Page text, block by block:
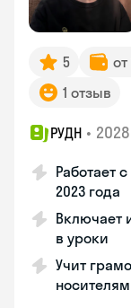
5
1 отзыв
РУДН •
Работает
2023 года
Включает
в уроки
Учит